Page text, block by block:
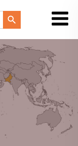
Search Button